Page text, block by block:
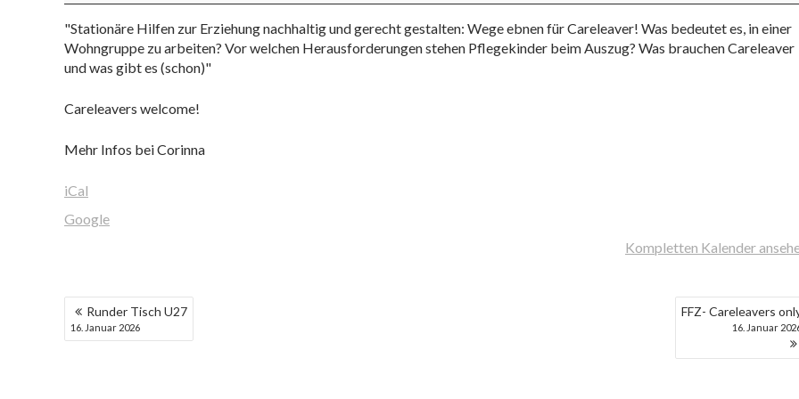
(Block)
"Stationäre Hilfen zur Erziehung nachhaltig und gerecht gestalten: Wege ebnen für Careleaver! Was bedeutet es, in einer
Wohngruppe zu arbeiten? Vor welchen Herausforderungen stehen Pflegekinder beim Auszug? Was brauchen Careleaver
und was gibt es (schon)"
Careleavers welcome!
Mehr Infos bei Corinna
iCal
Google
Kompletten Kalender
BEITRAGSNAVIGATION
Runder Tisch U27
16. Januar 2026
FFZ- Careleavers
16. Januar